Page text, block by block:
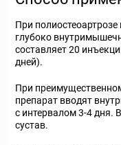
При
глубоко
составляет 20
дней).
При
препарат вводят
с интервалом 3-4 дня.
сустав.